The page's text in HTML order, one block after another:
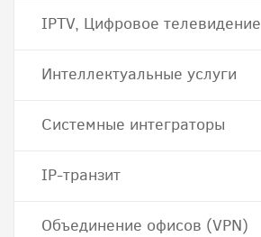
IPTV, Цифровое телевидение
Интеллектуальные услуги
Системные интеграторы
IP-транзит
Объединение офисов (VPN)